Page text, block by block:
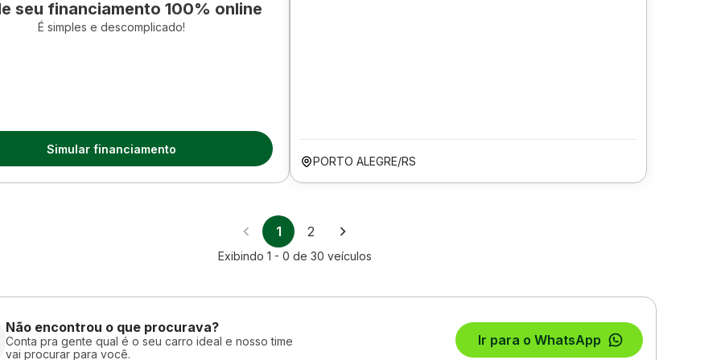
seu financiamento 100% online
É simples e descomplicado!
Simular financiamento
PORTO ALEGRE/RS
1 2
Exibindo 1 - 0 de 30 veículos
Não encontrou o que procurava?
Conta pra gente qual é o seu carro ideal e nosso time
vai procurar para você.
Ir para o WhatsApp